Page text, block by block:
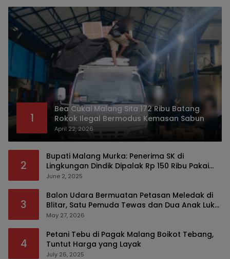
1
Bea Cukai Malang Sita 172 Ribu Batang
Rokok Ilegal Bermodus Kemasan Sabun
April 22, 2026
2
Bupati Malang Murka: Penerima SK di
Lingkungan Dindik Dipalak Rp 150 Ribu Pakai
Modus Tumpengan, KPK Turut Pantau
June 2, 2025
3
Balon Udara Bermuatan Petasan Meledak di
Blitar, Satu Pemuda Tewas dan Dua Anak Luka
Serius
May 27, 2026
4
Petani Tebu di Pagak Malang Boikot Tebang,
Tuntut Harga yang Layak
July 26, 2025